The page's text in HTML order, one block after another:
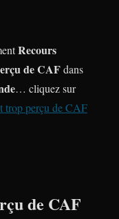
Recours
de CAFdans
… cliquez sur
trop perçu de CAF
de CAF